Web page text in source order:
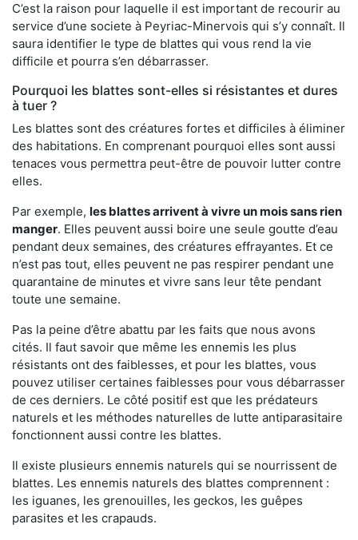
C’est la raison pour laquelle il est important de recourir au
service d’une societe à Peyriac-Minervois qui s’y connaît. Il
saura identifier le type de blattes qui vous rend la vie
difficile et pourra s’en débarrasser.
Pourquoi les blattes sont-elles si résistantes et dures
à tuer ?
Les blattes sont des créatures fortes et difficiles à éliminer
des habitations. En comprenant pourquoi elles sont aussi
tenaces vous permettra peut-être de pouvoir lutter contre
elles.
Par exemple, les blattes arrivent à vivre un mois sans rien
manger. Elles peuvent aussi boire une seule goutte d’eau
pendant deux semaines, des créatures effrayantes. Et ce
n’est pas tout, elles peuvent ne pas respirer pendant une
quarantaine de minutes et vivre sans leur tête pendant
toute une semaine.
Pas la peine d’être abattu par les faits que nous avons
cités. Il faut savoir que même les ennemis les plus
résistants ont des faiblesses, et pour les blattes, vous
pouvez utiliser certaines faiblesses pour vous débarrasser
de ces derniers. Le côté positif est que les prédateurs
naturels et les méthodes naturelles de lutte antiparasitaire
fonctionnent aussi contre les blattes.
Il existe plusieurs ennemis naturels qui se nourrissent de
blattes. Les ennemis naturels des blattes comprennent :
les iguanes, les grenouilles, les geckos, les guêpes
parasites et les crapauds.